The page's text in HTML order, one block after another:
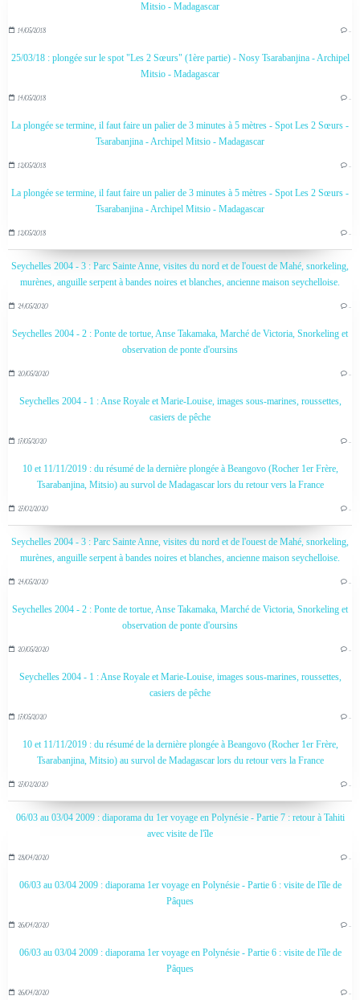
Mitsio - Madagascar
14/05/2018 …
25/03/18 : plongée sur le spot "Les 2 Sœurs" (1ère partie) - Nosy Tsarabanjina - Archipel
Mitsio - Madagascar
14/05/2018 …
La plongée se termine, il faut faire un palier de 3 minutes à 5 mètres - Spot Les 2 Sœurs -
Tsarabanjina - Archipel Mitsio - Madagascar
12/05/2018 …
La plongée se termine, il faut faire un palier de 3 minutes à 5 mètres - Spot Les 2 Sœurs -
Tsarabanjina - Archipel Mitsio - Madagascar
12/05/2018 …
Seychelles 2004 - 3 : Parc Sainte Anne, visites du nord et de l'ouest de Mahé, snorkeling,
murènes, anguille serpent à bandes noires et blanches, ancienne maison seychelloise.
24/05/2020 …
Seychelles 2004 - 2 : Ponte de tortue, Anse Takamaka, Marché de Victoria, Snorkeling et
observation de ponte d'oursins
20/05/2020 …
Seychelles 2004 - 1 : Anse Royale et Marie-Louise, images sous-marines, roussettes,
casiers de pêche
17/05/2020 …
10 et 11/11/2019 : du résumé de la dernière plongée à Beangovo (Rocher 1er Frère,
Tsarabanjina, Mitsio) au survol de Madagascar lors du retour vers la France
27/02/2020 …
Seychelles 2004 - 3 : Parc Sainte Anne, visites du nord et de l'ouest de Mahé, snorkeling,
murènes, anguille serpent à bandes noires et blanches, ancienne maison seychelloise.
24/05/2020 …
Seychelles 2004 - 2 : Ponte de tortue, Anse Takamaka, Marché de Victoria, Snorkeling et
observation de ponte d'oursins
20/05/2020 …
Seychelles 2004 - 1 : Anse Royale et Marie-Louise, images sous-marines, roussettes,
casiers de pêche
17/05/2020 …
10 et 11/11/2019 : du résumé de la dernière plongée à Beangovo (Rocher 1er Frère,
Tsarabanjina, Mitsio) au survol de Madagascar lors du retour vers la France
27/02/2020 …
06/03 au 03/04 2009 : diaporama du 1er voyage en Polynésie - Partie 7 : retour à Tahiti
avec visite de l'île
28/04/2020 …
06/03 au 03/04 2009 : diaporama 1er voyage en Polynésie - Partie 6 : visite de l'île de
Pâques
26/04/2020 …
06/03 au 03/04 2009 : diaporama 1er voyage en Polynésie - Partie 6 : visite de l'île de
Pâques
26/04/2020 …